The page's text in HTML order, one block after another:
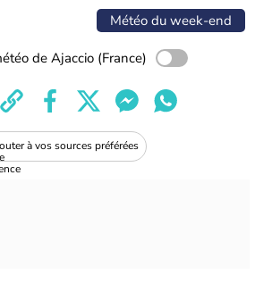
Météo du week-end
de Ajaccio (France)
à vos sources préférées